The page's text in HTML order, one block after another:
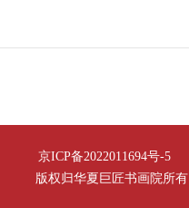
京ICP备2022011694号-5
版权归华夏巨匠书画院所有